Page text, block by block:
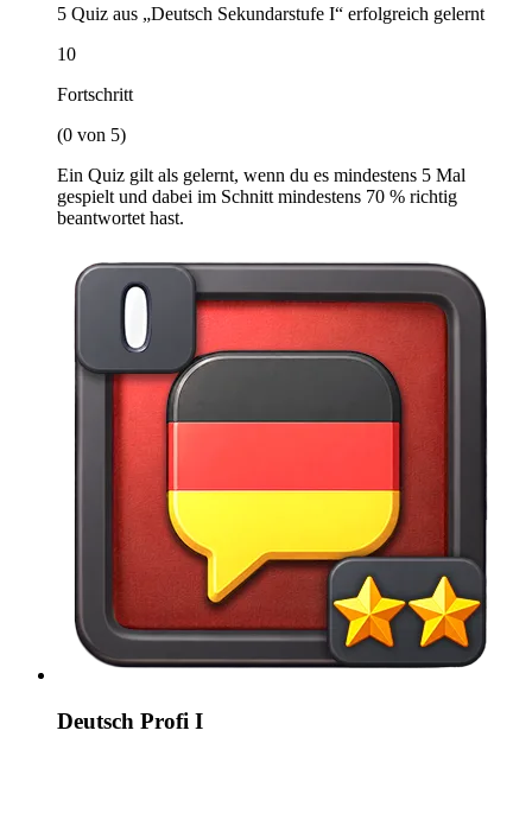
5 Quiz aus „Deutsch Sekundarstufe I“ erfolgreich gelernt
10
Fortschritt
(0 von 5)
Ein Quiz gilt als gelernt, wenn du es mindestens 5 Mal
gespielt und dabei im Schnitt mindestens 70 % richtig
beantwortet hast.
Deutsch Profi I